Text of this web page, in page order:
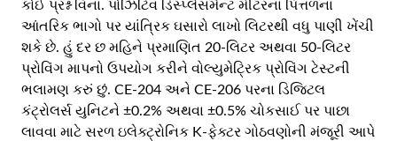
કોઈ પ્રશ્ન વિના. પોઝિટિવ ડિસ્પ્લેસમેન્ટ મીટરના પિત્તળના
આંતરિક ભાગો પર યાંત્રિક ઘસારો લાખો લિટરથી વધુ પાણી ખેંચી
શકે છે. હું દર છ મહિને પ્રમાણિત 20-લિટર અથવા 50-લિટર
પ્રોવિંગ માપનો ઉપયોગ કરીને વોલ્યુમેટ્રિક પ્રોવિંગ ટેસ્ટની
ભલામણ કરું છું. CE-204 અને CE-206 પરના ડિજિટલ
કંટ્રોલર્સ યુનિટને ±0.2% અથવા ±0.5% ચોકસાઈ પર પાછા
લાવવા માટે સરળ ઇલેક્ટ્રોનિક K-ફેક્ટર ગોઠવણોની મંજૂરી આપે